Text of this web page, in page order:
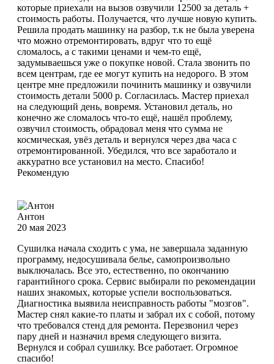
которые приехали на вызов озвучили 12500 за деталь +
стоимость работы. Получается, что лучше новую купить.
Решила продать машинку на разбор, т.к не была уверена
что можно отремонтировать, вдруг что то ещё
сломалось, а с такими ценами и чем-то ещё,
задумываешься уже о покупке новой. Стала звонить по
всем центрам, где ее могут купить на недорого. В этом
центре мне предложили починить машинку и озвучили
стоимость детали 5000 р. Согласилась. Мастер приехал
на следующий день, вовремя. Установил деталь, но
конечно же сломалось что-то ещё, нашёл проблему,
озвучил стоимость, обрадовал меня что сумма не
космическая, увёз деталь и вернулся через два часа с
отремонтированной. Убедился, что все заработало и
аккуратно все установил на место. Спасибо!
Рекомендую
Антон
20 мая 2023
Сушилка начала сходить с ума, не завершала заданную
программу, недосушивала белье, самопроизвольно
выключалась. Все это, естественно, по окончанию
гарантийного срока. Сервис выбирали по рекомендации
наших знакомых, которые успели воспользоваться.
Диагностика выявила неисправность работы "мозгов".
Мастер снял какие-то платы и забрал их с собой, потому
что требовался стенд для ремонта. Перезвонил через
пару дней и назначил время следующего визита.
Вернулся и собрал сушилку. Все работает. Огромное
спасибо!